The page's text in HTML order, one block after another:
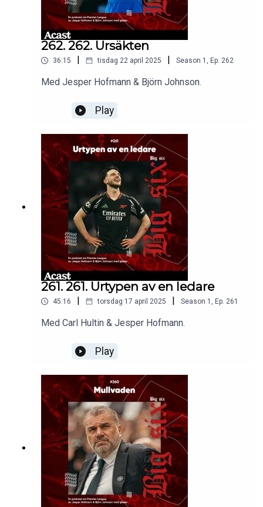
262. 262. Ursäkten
36:15 tisdag 22 april 2025 Season 1 , Ep. 262
Med Jesper Hofmann & Björn Johnson.
Play
261. 261. Urtypen av en ledare
45:16 torsdag 17 april 2025 Season 1 , Ep. 261
Med Carl Hultin & Jesper Hofmann.
Play